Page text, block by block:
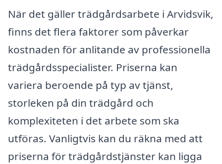
När det gäller trädgårdsarbete i Arvidsvik,
finns det flera faktorer som påverkar
kostnaden för anlitande av professionella
trädgårdsspecialister. Priserna kan
variera beroende på typ av tjänst,
storleken på din trädgård och
komplexiteten i det arbete som ska
utföras. Vanligtvis kan du räkna med att
priserna för trädgårdstjänster kan ligga